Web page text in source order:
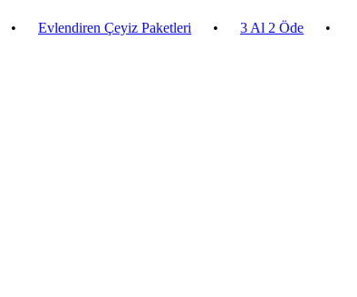
Evlendiren Çeyiz Paketleri • 3 Al 2 Öde •
2.500